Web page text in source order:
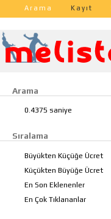
Arama Kayıt
Arama
0.4375 saniye
Sıralama
Büyükten Küçüğe Ücret
Küçükten Büyüğe Ücret
En Son Eklenenler
En Çok Tıklananlar